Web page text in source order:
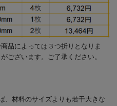
品によっては３つ折りとなりま
ございます。ご了承ください。
材料のサイズよりも若干大きな